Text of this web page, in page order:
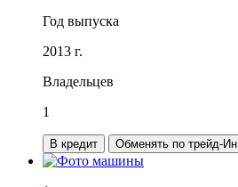
Год выпуска
2013 г.
Владельцев
1
В кредит Обменять по трейд-Ин